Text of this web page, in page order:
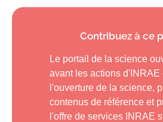
Contribuez à ce
Le portail de la science
avant les actions d'INRAE
l'ouverture de la science,
contenus de référence et
l'offre de services INRAE